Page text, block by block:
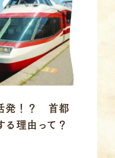
発！？ 首都
理由って？